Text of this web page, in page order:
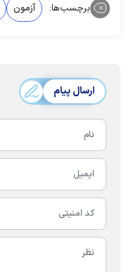
برچسب‌ها: آزمون
ارسال پیام